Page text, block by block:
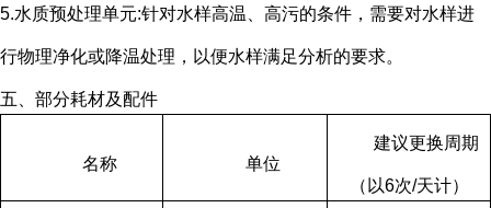
5.水质预处理单元:针对水样高温、高污的条件，需要对水样进
行物理净化或降温处理，以便水样满足分析的要求。
五、部分耗材及配件
名称 单位
建议更换周期
（以6次/天计）